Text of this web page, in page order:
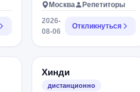
Москва
Репетиторы
2026-
08-06
Откликнуться
Хинди
дистанционно